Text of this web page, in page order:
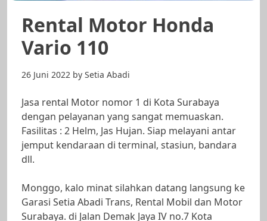
Rental Motor Honda
Vario 110
26 Juni 2022 by Setia Abadi
Jasa rental Motor nomor 1 di Kota Surabaya
dengan pelayanan yang sangat memuaskan.
Fasilitas : 2 Helm, Jas Hujan. Siap melayani antar
jemput kendaraan di terminal, stasiun, bandara
dll.
Monggo, kalo minat silahkan datang langsung ke
Garasi Setia Abadi Trans, Rental Mobil dan Motor
Surabaya. di Jalan Demak Jaya IV no.7 Kota